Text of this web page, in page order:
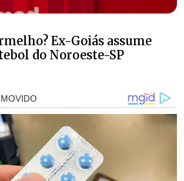
Ex-Goiás assume
do Noroeste-SP